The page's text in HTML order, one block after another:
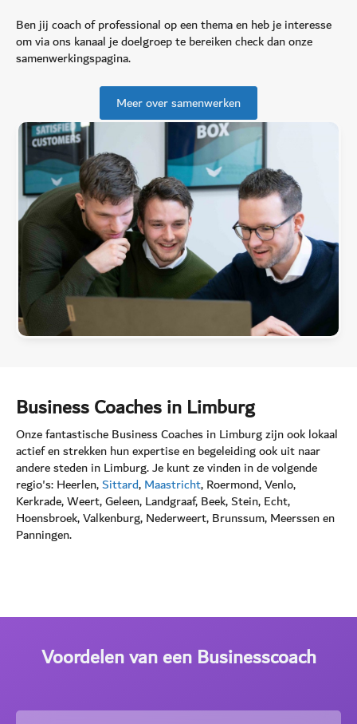
Ben jij coach of professional op een thema en heb je interesse
om via ons kanaal je doelgroep te bereiken check dan onze
samenwerkingspagina.
Meer over samenwerken
Business Coaches in Limburg
Onze fantastische Business Coaches in Limburg zijn ook lokaal
actief en strekken hun expertise en begeleiding ook uit naar
andere steden in Limburg. Je kunt ze vinden in de volgende
regio's: Heerlen,Sittard,Maastricht, Roermond, Venlo,
Kerkrade, Weert, Geleen, Landgraaf, Beek, Stein, Echt,
Hoensbroek, Valkenburg, Nederweert, Brunssum, Meerssen en
Panningen.
Voordelen van een Businesscoach